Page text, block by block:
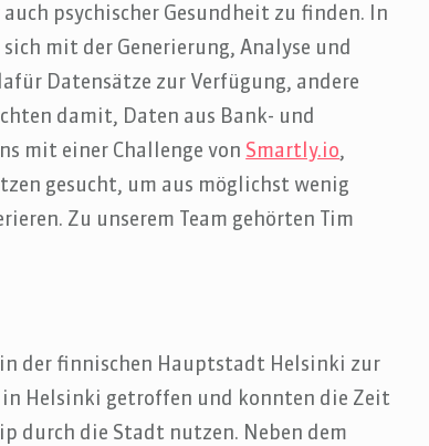
psychischer Gesundheit zu finden. In
mit der Generierung, Analyse und
Datensätze zur Verfügung, andere
damit, Daten aus Bank- und
mit einer Challenge von Smartly.io,
gesucht, um aus möglichst wenig
Zu unserem Team gehörten Tim
in der finnischen Hauptstadt Helsinki zur
Helsinki getroffen und konnten die Zeit
durch die Stadt nutzen. Neben dem